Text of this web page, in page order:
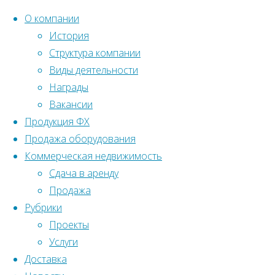
Перейти
содержанию
О компании
История
Структура компании
Виды деятельности
Награды
Вакансии
Продукция ФХ
Продажа оборудования
Коммерческая недвижимость
Сдача в аренду
Продажа
Рубрики
Проекты
Услуги
Доставка
Главная
Реализованные
объекты
Жилые
дома
ул.
Бассейная,
дом 73,
корпус 1
Жилые
дома
ул.
Бассейная,
дом
Вернуться
©2022 Ленстройтрест№5